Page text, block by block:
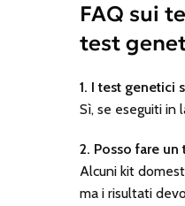
FAQ sui
test
1. I test genetici
Sì, se eseguiti in
2. Posso fare un
Alcuni kit
ma i risultati